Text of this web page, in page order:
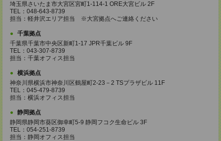
埼玉県さいたま市大宮区宮町1-114-1 ORE大宮ビル 2F
TEL：048-643-8739
担当：軽井沢エリア担当 ※大宮拠点へご連絡ください
千葉拠点
千葉県千葉市中央区新町1-17 JPR千葉ビル 9F
TEL：043-307-8739
担当：千葉オフィス担当
横浜拠点
神奈川県横浜市神奈川区鶴屋町2-23－2 TSプラザビル 11F
TEL：045-479-8739
担当：横浜オフィス担当
静岡拠点
静岡県静岡市葵区御幸町5-9 静岡フコク生命ビル 3F
TEL：054-251-8739
担当：静岡オフィス担当